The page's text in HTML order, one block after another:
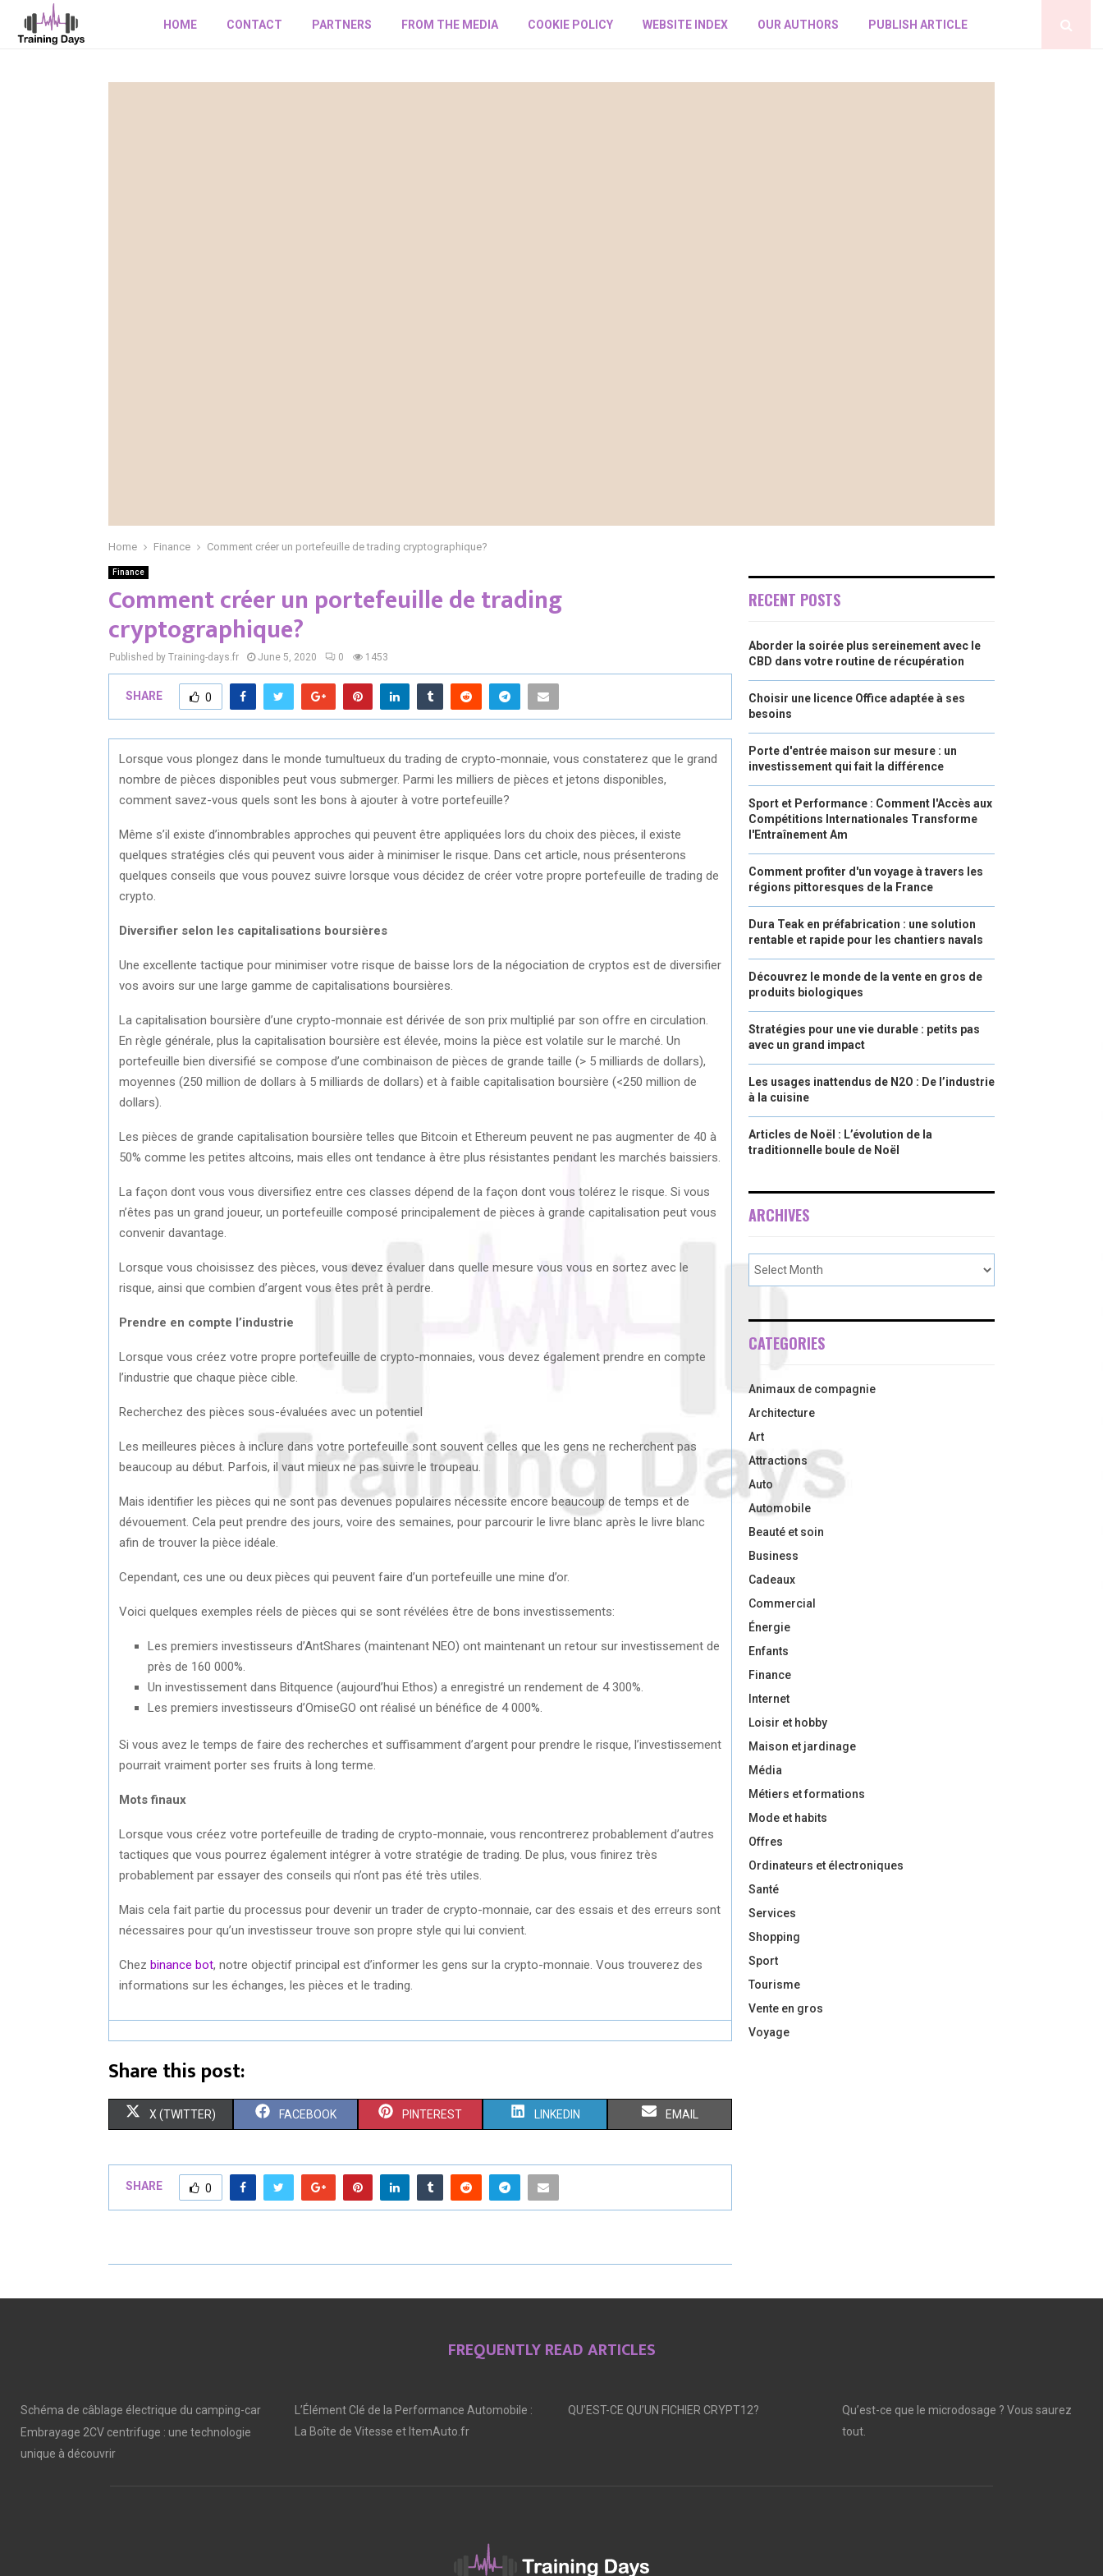
HOME CONTACT PARTNERS FROM THE MEDIA COOKIE POLICY WEBSITE INDEX OUR AUTHORS PUBLISH ARTICLE
Home Finance Comment créer un portefeuille de trading cryptographique?
Finance
Comment créer un portefeuille de trading
cryptographique?
Published by Training-days.fr June 5, 2020 0 1453
SHARE 0
Lorsque vous plongez dans le monde tumultueux du trading de crypto-monnaie, vous constaterez que le grand
nombre de pièces disponibles peut vous submerger. Parmi les milliers de pièces et jetons disponibles,
comment savez-vous quels sont les bons à ajouter à votre portefeuille?
Même s’il existe d’innombrables approches qui peuvent être appliquées lors du choix des pièces, il existe
quelques stratégies clés qui peuvent vous aider à minimiser le risque. Dans cet article, nous présenterons
quelques conseils que vous pouvez suivre lorsque vous décidez de créer votre propre portefeuille de trading de
crypto.
Diversifier selon les capitalisations boursières
Une excellente tactique pour minimiser votre risque de baisse lors de la négociation de cryptos est de diversifier
vos avoirs sur une large gamme de capitalisations boursières.
La capitalisation boursière d’une crypto-monnaie est dérivée de son prix multiplié par son offre en circulation.
En règle générale, plus la capitalisation boursière est élevée, moins la pièce est volatile sur le marché. Un
portefeuille bien diversifié se compose d’une combinaison de pièces de grande taille (> 5 milliards de dollars),
moyennes (250 million de dollars à 5 milliards de dollars) et à faible capitalisation boursière (<250 million de
dollars).
Les pièces de grande capitalisation boursière telles que Bitcoin et Ethereum peuvent ne pas augmenter de 40 à
50% comme les petites altcoins, mais elles ont tendance à être plus résistantes pendant les marchés baissiers.
La façon dont vous vous diversifiez entre ces classes dépend de la façon dont vous tolérez le risque. Si vous
n’êtes pas un grand joueur, un portefeuille composé principalement de pièces à grande capitalisation peut vous
convenir davantage.
Lorsque vous choisissez des pièces, vous devez évaluer dans quelle mesure vous vous en sortez avec le
risque, ainsi que combien d’argent vous êtes prêt à perdre.
Prendre en compte l’industrie
Lorsque vous créez votre propre portefeuille de crypto-monnaies, vous devez également prendre en compte
l’industrie que chaque pièce cible.
Recherchez des pièces sous-évaluées avec un potentiel
Les meilleures pièces à inclure dans votre portefeuille sont souvent celles que les gens ne recherchent pas
beaucoup au début. Parfois, il vaut mieux ne pas suivre le troupeau.
Mais identifier les pièces qui ne sont pas devenues populaires nécessite encore beaucoup de temps et de
dévouement. Cela peut prendre des jours, voire des semaines, pour parcourir le livre blanc après le livre blanc
afin de trouver la pièce idéale.
Cependant, ces une ou deux pièces qui peuvent faire d’un portefeuille une mine d’or.
Voici quelques exemples réels de pièces qui se sont révélées être de bons investissements:
Les premiers investisseurs d’AntShares (maintenant NEO) ont maintenant un retour sur investissement de
près de 160 000%.
Un investissement dans Bitquence (aujourd’hui Ethos) a enregistré un rendement de 4 300%.
Les premiers investisseurs d’OmiseGO ont réalisé un bénéfice de 4 000%.
Si vous avez le temps de faire des recherches et suffisamment d’argent pour prendre le risque, l’investissement
pourrait vraiment porter ses fruits à long terme.
Mots finaux
Lorsque vous créez votre portefeuille de trading de crypto-monnaie, vous rencontrerez probablement d’autres
tactiques que vous pourrez également intégrer à votre stratégie de trading. De plus, vous finirez très
probablement par essayer des conseils qui n’ont pas été très utiles.
Mais cela fait partie du processus pour devenir un trader de crypto-monnaie, car des essais et des erreurs sont
nécessaires pour qu’un investisseur trouve son propre style qui lui convient.
Chez binance bot, notre objectif principal est d’informer les gens sur la crypto-monnaie. Vous trouverez des
informations sur les échanges, les pièces et le trading.
Share this post:
S
O
X (TWITTER) S
A
R
O
FACEBOOK S
A
R
O
PINTEREST S
A
R
O
LINKEDIN S
O
EMAIL
SHARE 0
RECENT POSTS
Aborder la soirée plus sereinement avec le
CBD dans votre routine de récupération
Choisir une licence Office adaptée à ses
besoins
Porte d'entrée maison sur mesure : un
investissement qui fait la différence
Sport et Performance : Comment l'Accès aux
Compétitions Internationales Transforme
l'Entraînement Am
Comment profiter d'un voyage à travers les
régions pittoresques de la France
Dura Teak en préfabrication : une solution
rentable et rapide pour les chantiers navals
Découvrez le monde de la vente en gros de
produits biologiques
Stratégies pour une vie durable : petits pas
avec un grand impact
Les usages inattendus de N2O : De l’industrie
à la cuisine
Articles de Noël : L’évolution de la
traditionnelle boule de Noël
ARCHIVES
CATEGORIES
Animaux de compagnie
Architecture
Art
Attractions
Auto
Automobile
Beauté et soin
Business
Cadeaux
Commercial
Énergie
Enfants
Finance
Internet
Loisir et hobby
Maison et jardinage
Média
Métiers et formations
Mode et habits
Offres
Ordinateurs et électroniques
Santé
Services
Shopping
Sport
Tourisme
Vente en gros
Voyage
FREQUENTLY READ ARTICLES
Schéma de câblage électrique du camping-car
Embrayage 2CV centrifuge : une technologie
unique à découvrir
L’Élément Clé de la Performance Automobile :
La Boîte de Vitesse et ItemAuto.fr
QU’EST-CE QU’UN FICHIER CRYPT12?
Qu’est-ce que le microdosage ? Vous saurez
tout.